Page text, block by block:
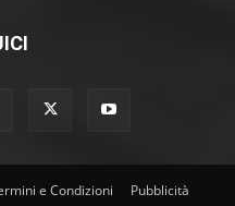
e Condizioni Pubblicità